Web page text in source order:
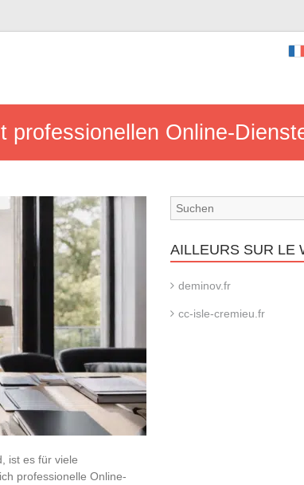
professionellen Online-
ist es für viele
professionelle Online-
AILLEURS SUR LE
deminov.fr
cc-isle-cremieu.fr